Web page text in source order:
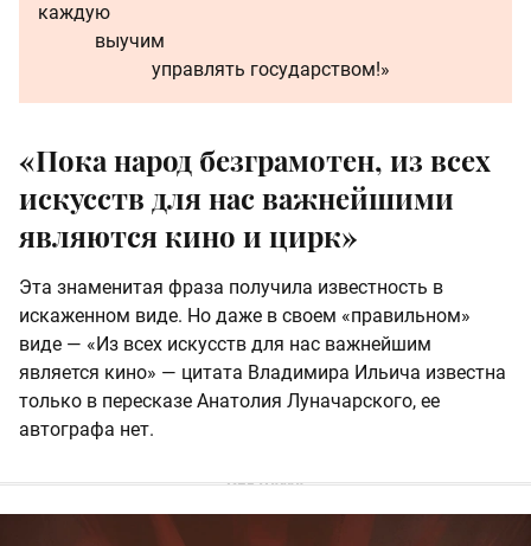
каждую
выучим
управлять государством!»
«Пока народ безграмотен, из всех
искусств для нас важнейшими
являются кино и цирк»
Эта знаменитая фраза получила известность в
искаженном виде. Но даже в своем «правильном»
виде — «Из всех искусств для нас важнейшим
является кино» — цитата Владимира Ильича известна
только в пересказе Анатолия Луначарского, ее
автографа нет.